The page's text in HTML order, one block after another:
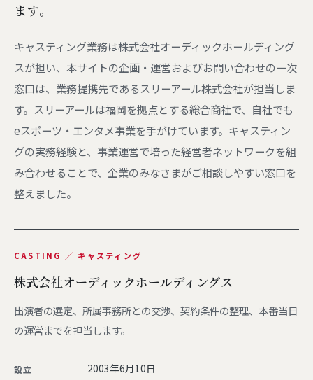
ます。
キャスティング業務は株式会社オーディックホールディング
スが担い、本サイトの企画・運営およびお問い合わせの一次
窓口は、業務提携先であるスリーアール株式会社が担当しま
す。スリーアールは福岡を拠点とする総合商社で、自社でも
eスポーツ・エンタメ事業を手がけています。キャスティン
グの実務経験と、事業運営で培った経営者ネットワークを組
み合わせることで、企業のみなさまがご相談しやすい窓口を
整えました。
CASTING ／ キャスティング
株式会社オーディックホールディングス
出演者の選定、所属事務所との交渉、契約条件の整理、本番当日
の運営までを担当します。
設立 2003年6月10日